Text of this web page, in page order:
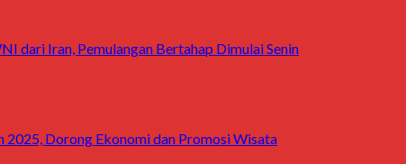
dari Iran, Pemulangan Bertahap Dimulai Senin
2025, Dorong Ekonomi dan Promosi Wisata